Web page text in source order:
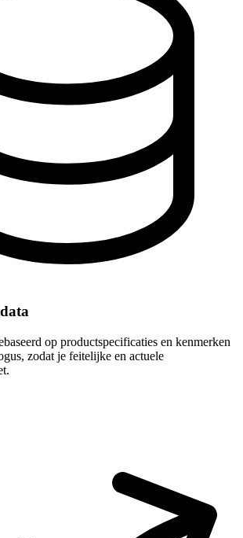
op productspecificaties en kenmerken
zodat je feitelijke en actuele